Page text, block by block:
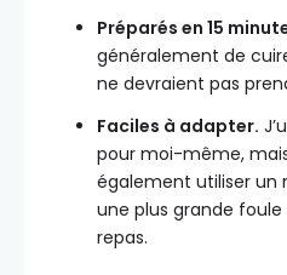
Préparés en 15
généralement de
ne devraient pas
Faciles à adapter.
pour moi-même,
également utiliser un
une plus grande
repas.